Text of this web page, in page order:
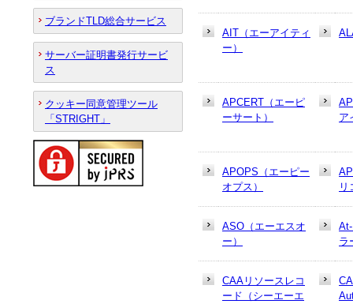
AIT（エーアイティ
ー）
APCERT（エーピ
ーサート）
ア
APOPS（エーピー
オプス）
リ
ASO（エーエスオ
ー）
ラ
CAAリソースレコ
ード（シーエーエ
ブランドTLD総合サービス
サーバー証明書発行サービ
ス
クッキー同意管理ツール
「STRIGHT」